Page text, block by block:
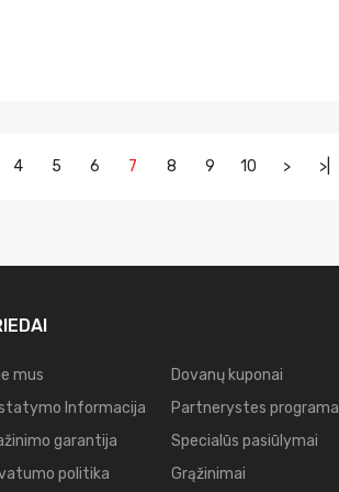
4 5 6 7 8 9 10 > >|
mus
Informacija
garantija
politika
Dovanų kuponai
Partnerystes programa
Specialūs pasiūlymai
Grąžinimai